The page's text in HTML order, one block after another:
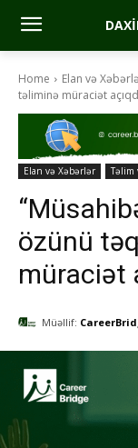
Home Elan və
təliminə müraciət
Elan və Xəbərlər Təlim
özünü
müraciət
Müəllif: